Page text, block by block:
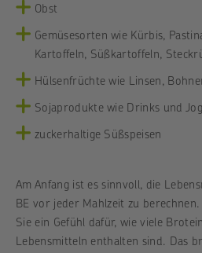
Obst
Gemüsesorten wie Kürbis,
Kartoffeln, Süßkartoffeln,
Hülsenfrüchte wie Linsen,
Sojaprodukte wie Drinks und
zuckerhaltige Süßspeisen
Am Anfang ist es sinnvoll, die
BE vor jeder Mahlzeit zu
Sie ein Gefühl dafür, wie viele
Lebensmitteln enthalten sind. Das